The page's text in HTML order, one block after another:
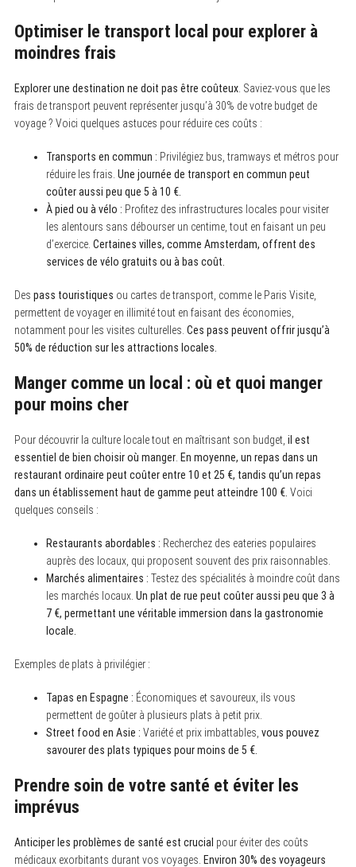
Optimiser le transport local pour explorer à
moindres frais
Explorer une destination ne doit pas être coûteux. Saviez-vous que les
frais de transport peuvent représenter jusqu’à 30% de votre budget de
voyage ? Voici quelques astuces pour réduire ces coûts :
Transports en commun : Privilégiez bus, tramways et métros pour
réduire les frais. Une journée de transport en commun peut
coûter aussi peu que 5 à 10 €.
À pied ou à vélo : Profitez des infrastructures locales pour visiter
les alentours sans débourser un centime, tout en faisant un peu
d’exercice. Certaines villes, comme Amsterdam, offrent des
services de vélo gratuits ou à bas coût.
Des pass touristiques ou cartes de transport, comme le Paris Visite,
permettent de voyager en illimité tout en faisant des économies,
notamment pour les visites culturelles. Ces pass peuvent offrir jusqu’à
50% de réduction sur les attractions locales.
Manger comme un local : où et quoi manger
pour moins cher
Pour découvrir la culture locale tout en maîtrisant son budget, il est
essentiel de bien choisir où manger. En moyenne, un repas dans un
restaurant ordinaire peut coûter entre 10 et 25 €, tandis qu’un repas
dans un établissement haut de gamme peut atteindre 100 €. Voici
quelques conseils :
Restaurants abordables : Recherchez des eateries populaires
auprès des locaux, qui proposent souvent des prix raisonnables.
Marchés alimentaires : Testez des spécialités à moindre coût dans
les marchés locaux. Un plat de rue peut coûter aussi peu que 3 à
7 €, permettant une véritable immersion dans la gastronomie
locale.
Exemples de plats à privilégier :
Tapas en Espagne : Économiques et savoureux, ils vous
permettent de goûter à plusieurs plats à petit prix.
Street food en Asie : Variété et prix imbattables, vous pouvez
savourer des plats typiques pour moins de 5 €.
Prendre soin de votre santé et éviter les
imprévus
Anticiper les problèmes de santé est crucial pour éviter des coûts
médicaux exorbitants durant vos voyages. Environ 30% des voyageurs